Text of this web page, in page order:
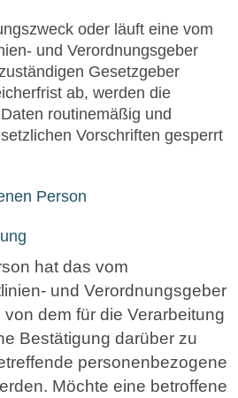
oder läuft eine vom
und Verordnungsgeber
Gesetzgeber
ab, werden die
routinemäßig und
Vorschriften gesperrt
Person
hat das vom
und Verordnungsgeber
dem für die Verarbeitung
Bestätigung darüber zu
personenbezogene
Möchte eine betroffene